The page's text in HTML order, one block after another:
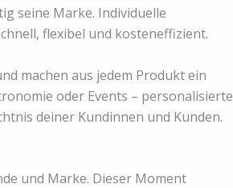
seine Marke. Individuelle
flexibel und kosteneffizient.
machen aus jedem Produkt ein
oder Events – personalisierte
deiner Kundinnen und Kunden.
und Marke. Dieser Moment